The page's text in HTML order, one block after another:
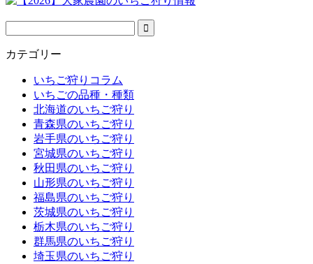
カテゴリー
いちご狩りコラム
いちごの品種・種類
北海道のいちご狩り
青森県のいちご狩り
岩手県のいちご狩り
宮城県のいちご狩り
秋田県のいちご狩り
山形県のいちご狩り
福島県のいちご狩り
茨城県のいちご狩り
栃木県のいちご狩り
群馬県のいちご狩り
埼玉県のいちご狩り